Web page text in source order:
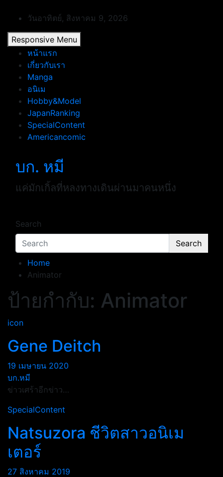
content
วันอาทิตย์, สิงหาคม 9, 2026
Responsive Menu
หน้าแรก
เกี่ยวกับเรา
Manga
อนิเม
Hobby&Model
JapanRanking
SpecialContent
Americancomic
บก. หมี
แค่มักเกิ้ลที่หลงทางเดินผ่านมาคนหนึ่ง
Search
Search
Home
Animator
ป้ายกำกับ: Animator
icon
Gene Deitch
19 เมษายน 2020
บก.หมี
ข่าวเศร้าอีกข่าว…
SpecialContent
Natsuzora ชีวิตสาวอนิเม
เตอร์
27 สิงหาคม 2019